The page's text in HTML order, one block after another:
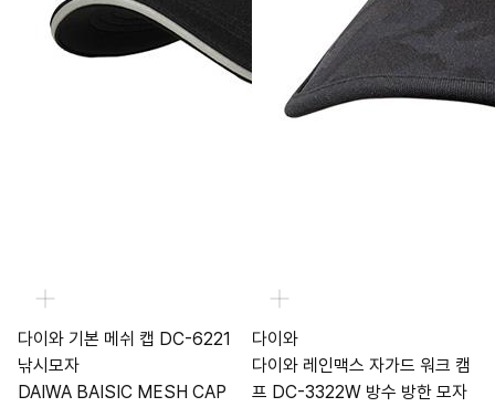
다이와 기본 메쉬 캡 DC-6221
낚시모자
DAIWA BAISIC MESH CAP
다이와
다이와 레인맥스 자가드 워크 캠
프 DC-3322W 방수 방한 모자